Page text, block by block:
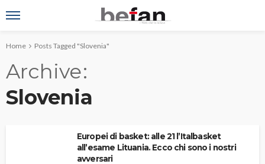
Home Posts Tagged "Slovenia"
Archive
Slovenia
Europei di basket: alle 21 l’Italbasket
all’esame Lituania. Ecco chi sono i nostri
avversari